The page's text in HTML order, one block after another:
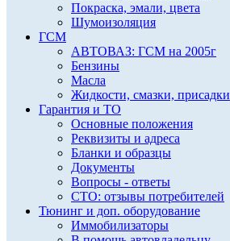
Покраска, эмали, цвета
Шумоизоляция
ГСМ
АВТОВАЗ: ГСМ на 2005г
Бензины
Масла
Жидкости, смазки, присадки
Гарантия и ТО
Основные положения
Реквизиты и адреса
Бланки и образцы
Документы
Вопросы - ответы
СТО: отзывы потребителей
Тюнинг и доп. оборудование
Иммобилизаторы